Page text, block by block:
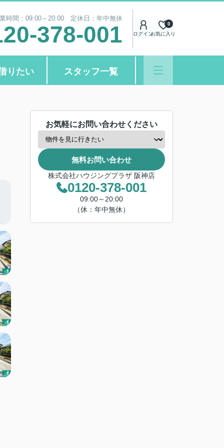
時間：09:00～20:00 定休日：年中無休
378-001 ログインお気に入り
0
りたい スタッフ一覧
お気軽にお問い合わせください
無料お問い合わせ
株式会社ハウジングプラザ 阪神店
0120-378-001
09:00～20:00
（休：年中無休）